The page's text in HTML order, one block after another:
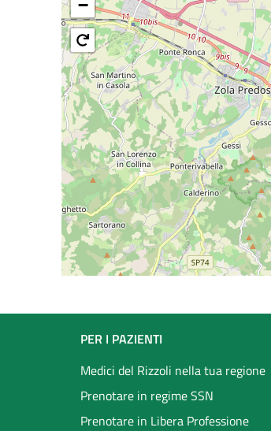
−
Footer
menu
PER I PAZIENTI
Medici del Rizzoli nella tua regione
Prenotare in regime SSN
Prenotare in Libera Professione